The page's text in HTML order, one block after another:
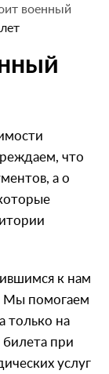
военный
что
а о
к нам
Мы помогаем
только на
билета при
услуг